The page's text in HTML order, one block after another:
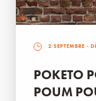
2 SEPTEMBRE -
POKETO
POUM